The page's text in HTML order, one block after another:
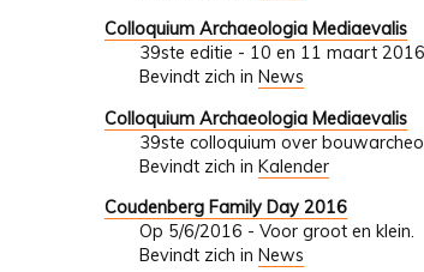
Colloquium Archaeologia Mediaevalis
39ste editie - 10 en 11 maart 2016
Bevindt zich in News
Colloquium Archaeologia Mediaevalis
39ste colloquium over
Bevindt zich in Kalender
Coudenberg Family Day 2016
Op 5/6/2016 - Voor groot en klein.
Bevindt zich in News